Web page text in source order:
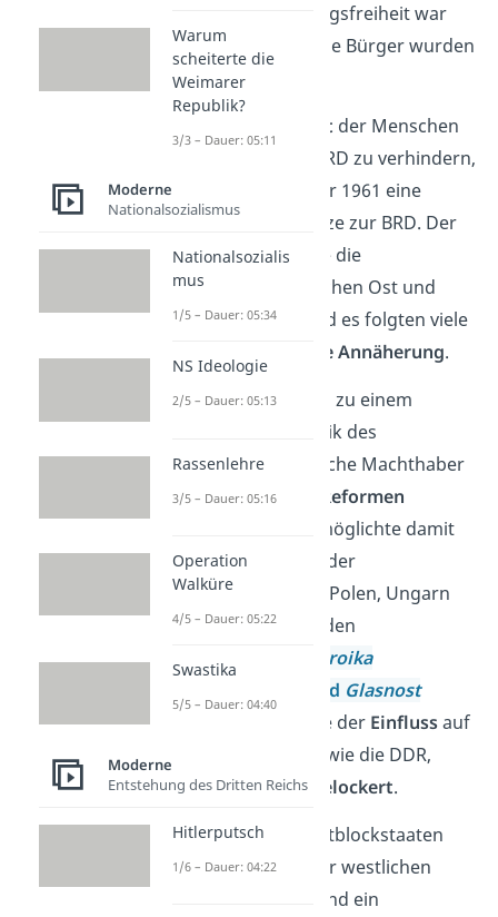
schwach, die Meinungsfreiheit war
eingeschränkt und die Bürger wurden
überwacht.
Massenflucht der Menschen
von der DDR in die BRD zu verhindern,
baute die DDR im Jahr 1961 eine
Maueran ihrer Grenze zur BRD. Der
Mauerbau verstärkte die
Anspannungen zwischen Ost und
Westdeutschland und es folgten viele
ohne politische Annäherung.
Ab 1985 kam es dann zu einem
Umbruch in der Politik des
Ostens: Der sowjetische Machthaber
Gorbatschow hatte
Reformen
beschlossen und ermöglichte damit
eineNeugestaltung
der
Ostblockstaaten wie Polen, Ungarn
und der DDR. Unter den
Schlagworten
Perestroika
(Modernisierung) und Glasnost
wurde der Einflussauf
die Ostblockstaaten wie die DDR,
Polen und Ungarn
gelockert.
Damit war es den Ostblockstaaten
jetzt möglich, sich der westlichen
Politik anzunähern und ein
Warum
scheiterte die
Weimarer
Republik?
3/3 – Dauer: 05:11
Moderne
Nationalsozialismus
Nationalsozialis
mus
1/5 – Dauer: 05:34
NS Ideologie
2/5 – Dauer: 05:13
Rassenlehre
3/5 – Dauer: 05:16
Operation
Walküre
4/5 – Dauer: 05:22
Swastika
5/5 – Dauer: 04:40
Moderne
Entstehung des Dritten Reichs
Hitlerputsch
1/6 – Dauer: 04:22